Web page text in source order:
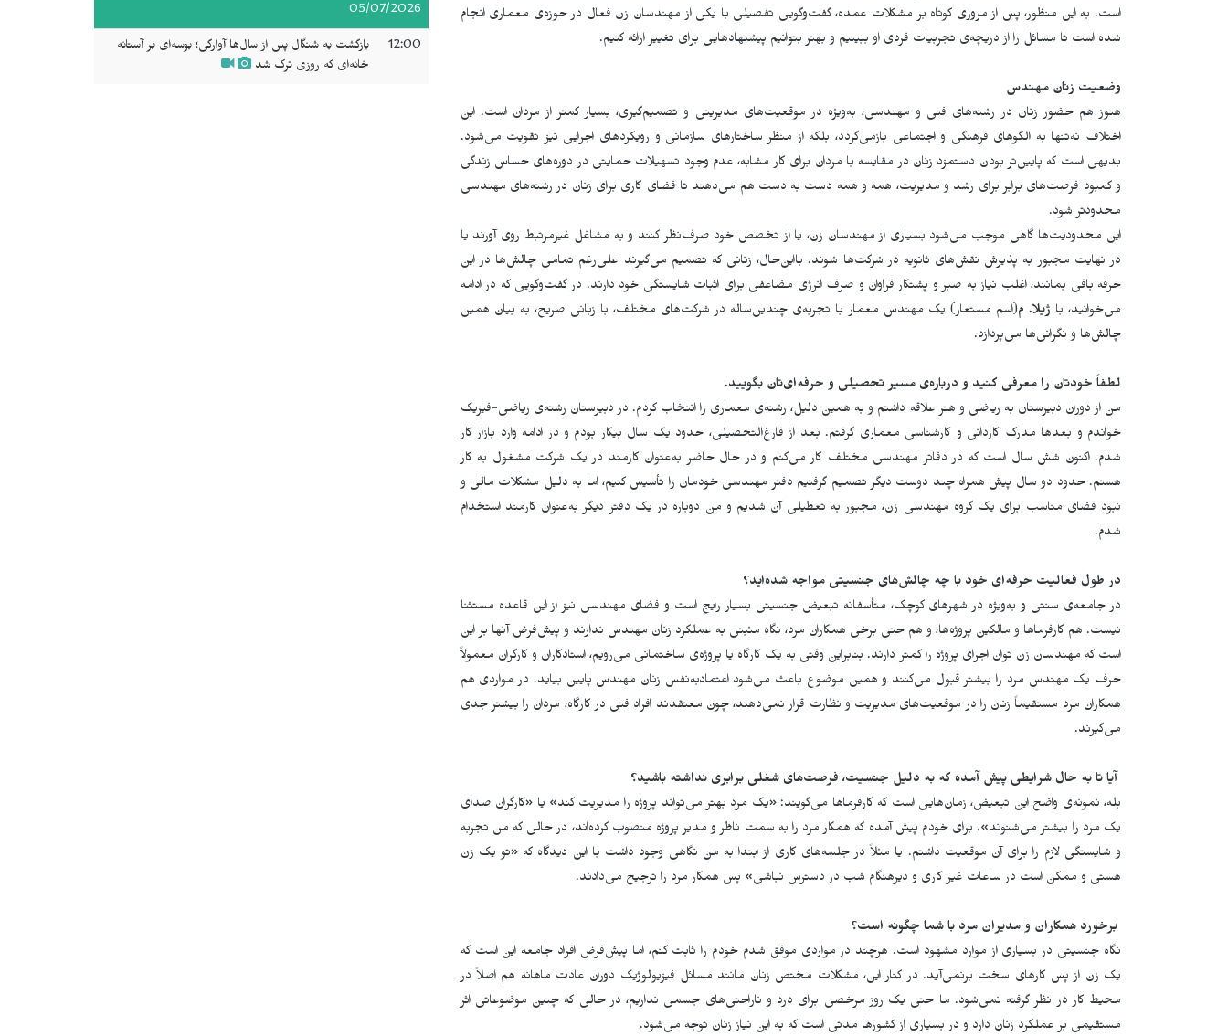
است. به این منظور، پس از مروری کوتاه بر مشکلات عمده، گفت‌وگویی تفصیلی با یکی از مهندسان زن فعال در حوزه‌ی معماری انجام
شده است تا مسائل را از دریچه‌ی تجربیات فردی او ببینیم و بهتر بتوانیم پیشنهادهایی برای تغییر ارائه کنیم.
وضعیت زنان مهندس
هنوز هم حضور زنان در رشته‌های فنی و مهندسی، به‌ویژه در موقعیت‌های مدیریتی و تصمیم‌گیری، بسیار کمتر از مردان است. این
اختلاف نه‌تنها به الگوهای فرهنگی و اجتماعی بازمی‌گردد، بلکه از منظر ساختارهای سازمانی و رویکردهای اجرایی نیز تقویت می‌شود.
بدیهی است که پایین‌تر بودن دستمزد زنان در مقایسه با مردان برای کار مشابه، عدم وجود تسهیلات حمایتی در دوره‌های حساس زندگی
و کمبود فرصت‌های برابر برای رشد و مدیریت، همه و همه دست به دست هم می‌دهند تا فضای کاری برای زنان در رشته‌های مهندسی
محدودتر شود.
این محدودیت‌ها گاهی موجب می‌شود بسیاری از مهندسان زن، یا از تخصص خود صرف‌نظر کنند و به مشاغل غیرمرتبط روی آورند یا
در نهایت مجبور به پذیرش نقش‌های ثانویه در شرکت‌ها شوند. بااین‌حال، زنانی که تصمیم می‌گیرند علی‌رغم تمامی چالش‌ها در این
حرفه باقی بمانند، اغلب نیاز به صبر و پشتکار فراوان و صرف انرژی مضاعفی برای اثبات شایستگی خود دارند. در گفت‌وگویی که در ادامه
می‌خوانید، با ژیلا. م(اسم مستعار) یک مهندس معمار با تجربه‌ی چندین‌ساله در شرکت‌های مختلف، با زبانی صریح، به بیان همین
چالش‌ها و نگرانی‌ها می‌پردازد.
لطفاً خودتان را معرفی کنید و درباره‌ی مسیر تحصیلی و حرفهایتان بگویید.
من از دوران دبیرستان به ریاضی و هنر علاقه داشتم و به همین دلیل، رشته‌ی معماری را انتخاب کردم. در دبیرستان رشته‌ی ریاضی-فیزیک
خواندم و بعدها مدرک کاردانی و کارشناسی معماری گرفتم. بعد از فارغ‌التحصیلی، حدود یک سال بیکار بودم و در ادامه وارد بازار کار
شدم. اکنون شش سال است که در دفاتر مهندسی مختلف کار می‌کنم و در حال حاضر به‌عنوان کارمند در یک شرکت مشغول به کار
هستم. حدود دو سال پیش همراه چند دوست دیگر تصمیم گرفتیم دفتر مهندسی خودمان را تأسیس کنیم، اما به دلیل مشکلات مالی و
نبود فضای مناسب برای یک گروه مهندسی زن، مجبور به تعطیلی آن شدیم و من دوباره در یک دفتر دیگر به‌عنوان کارمند استخدام
شدم.
در طول فعالیت حرفهای خود با چه چالشهای جنسیتی مواجه شدهاید؟
در جامعه‌ی سنتی و به‌ویژه در شهرهای کوچک، متأسفانه تبعیض جنسیتی بسیار رایج است و فضای مهندسی نیز از این قاعده مستثنا
نیست. هم کارفرماها و مالکین پروژه‌ها، و هم حتی برخی همکاران مرد، نگاه مثبتی به عملکرد زنان مهندس ندارند و پیش‌فرض آنها بر این
است که مهندسان زن توان اجرای پروژه را کمتر دارند. بنابراین وقتی به یک کارگاه یا پروژه‌ی ساختمانی می‌رویم، استادکاران و کارگران معمولاً
حرف یک مهندس مرد را بیشتر قبول می‌کنند و همین موضوع باعث می‌شود اعتمادبه‌نفس زنان مهندس پایین بیاید. در مواردی هم
همکاران مرد مستقیماً زنان را در موقعیت‌های مدیریت و نظارت قرار نمی‌دهند، چون معتقدند افراد فنی در کارگاه، مردان را بیشتر جدی
می‌گیرند.
آیا تا به حال شرایطی پیش آمده که به دلیل جنسیت، فرصتهای شغلی برابری نداشته باشید؟
بله، نمونه‌ی واضح این تبعیض، زمان‌هایی است که کارفرماها می‌گویند: «یک مرد بهتر می‌تواند پروژه را مدیریت کند» یا «کارگران صدای
یک مرد را بیشتر می‌شنوند». برای خودم پیش آمده که همکار مرد را به سمت ناظر و مدیر پروژه منصوب کرده‌اند، در حالی که من تجربه
و شایستگی لازم را برای آن موقعیت داشتم. یا مثلاً در جلسه‌های کاری از ابتدا به من نگاهی وجود داشت با این دیدگاه که «تو یک زن
هستی و ممکن است در ساعات غیر کاری و دیرهنگام شب در دسترس نباشی» پس همکار مرد را ترجیح می‌دادند.
برخورد همکاران و مدیران مرد با شما چگونه است؟
نگاه جنسیتی در بسیاری از موارد مشهود است. هرچند در مواردی موفق شدم خودم را ثابت کنم، اما پیش‌فرض افراد جامعه این است که
یک زن از پس کارهای سخت برنمی‌آید. در کنار این، مشکلات مختص زنان مانند مسائل فیزیولوژیک دوران عادت ماهانه هم اصلاً در
محیط کار در نظر گرفته نمی‌شود. ما حتی یک روز مرخصی برای درد و ناراحتی‌های جسمی نداریم، در حالی که چنین موضوعاتی اثر
مستقیمی بر عملکرد زنان دارد و در بسیاری از کشورها مدتی است که به این نیاز زنان توجه می‌شود.
05/07/2026
12:00
بازگشت به شنگال پس از سال‌ها آوارگی؛ بوسه‌ای بر آستانه
خانه‌ای که روزی ترک شد